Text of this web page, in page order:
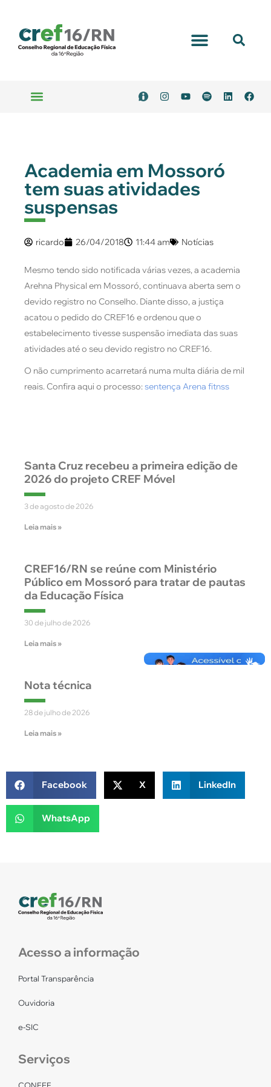
Academia em Mossoró
tem suas atividades
suspensas
ricardo 26/04/2018 11:44 am Notícias
Mesmo tendo sido notificada várias vezes, a academia
Arehna Physical em Mossoró, continuava aberta sem o
devido registro no Conselho. Diante disso, a justiça
acatou o pedido do CREF16 e ordenou que o
estabelecimento tivesse suspensão imediata das suas
atividades até o seu devido registro no CREF16.
O não cumprimento acarretará numa multa diária de mil
reais. Confira aqui o processo:sentença Arena fitnss
Santa Cruz recebeu a primeira edição de
2026 do projeto CREF Móvel
3 de agosto de 2026
Leia mais »
CREF16/RN se reúne com Ministério
Público em Mossoró para tratar de pautas
da Educação Física
30 de julho de 2026
Leia mais »
Nota técnica
28 de julho de 2026
Leia mais »
Facebook X LinkedIn
WhatsApp
Acesso a informação
Portal Transparência
Ouvidoria
e-SIC
Serviços